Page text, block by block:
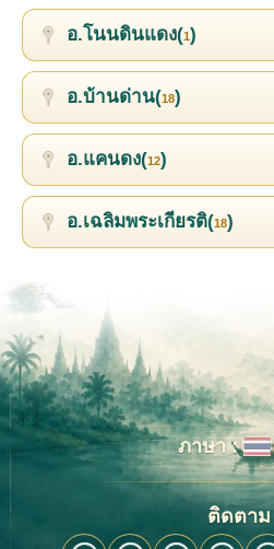
อ.โนนดินแดง(1)
อ.บ้านด่าน(18)
อ.แคนดง(12)
อ.เฉลิมพระเกียรติ(18)
ภาษา :
ติดตาม